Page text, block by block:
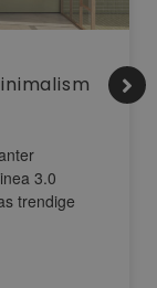
3.0
trendige